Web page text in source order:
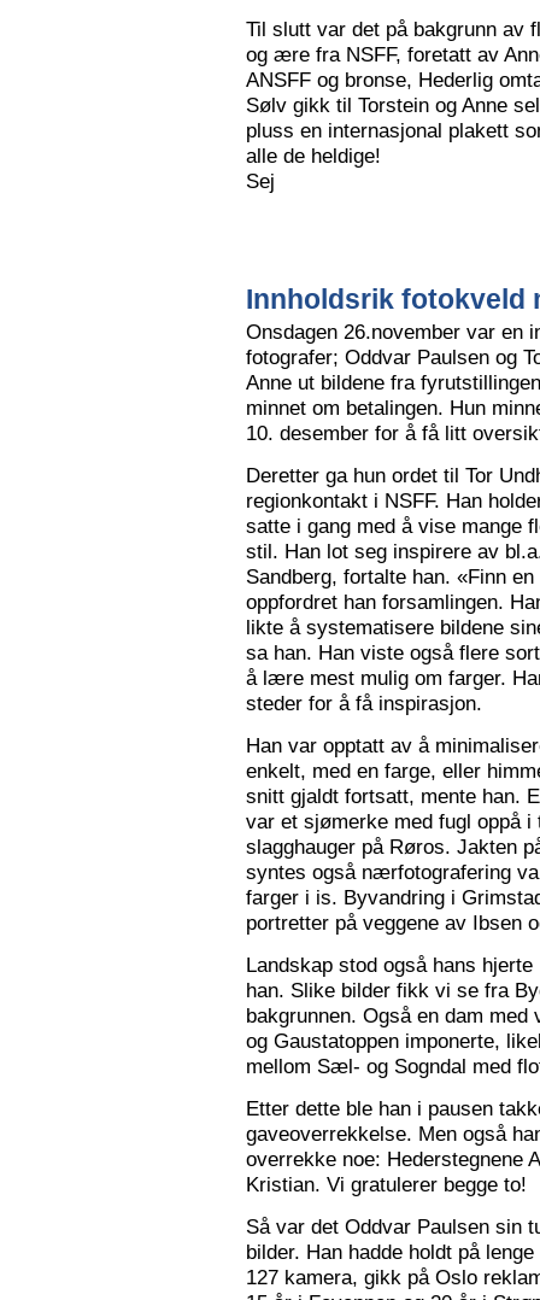
Til slutt var det på bakgrunn av
og ære fra NSFF, foretatt av
ANSFF og bronse, Hederlig
Sølv gikk til Torstein og Anne
pluss en internasjonal plakett
alle de heldige!
Sej
Innholdsrik fotokveld
Onsdagen 26.november var en
fotografer; Oddvar Paulsen og
Anne ut bildene fra
minnet om betalingen. Hun
10. desember for å få litt
Deretter ga hun ordet til Tor
regionkontakt i NSFF. Han
satte i gang med å vise mange
stil. Han lot seg inspirere av
Sandberg, fortalte han. «Finn
oppfordret han forsamlingen.
likte å systematisere bildene
sa han. Han viste også flere
å lære mest mulig om farger.
steder for å få inspirasjon.
Han var opptatt av å
enkelt, med en farge, eller
snitt gjaldt fortsatt, mente han.
var et sjømerke med fugl oppå
slagghauger på Røros. Jakten
syntes også nærfotografering
farger i is. Byvandring i
portretter på veggene av Ibsen
Landskap stod også hans
han. Slike bilder fikk vi se fra
bakgrunnen. Også en dam
og Gaustatoppen imponerte,
mellom Sæl- og Sogndal med
Etter dette ble han i pausen
gaveoverrekkelse. Men også
overrekke noe: Hederstegnene
Kristian. Vi gratulerer begge to!
Så var det Oddvar Paulsen sin
bilder. Han hadde holdt på
127 kamera, gikk på Oslo